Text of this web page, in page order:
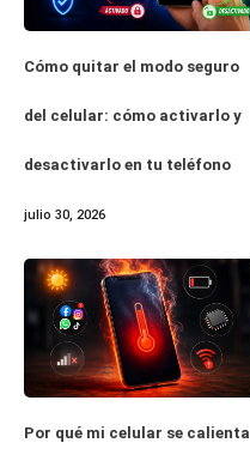
Cómo quitar el modo seguro
del celular: cómo activarlo y
desactivarlo en tu teléfono
julio 30, 2026
Por qué mi celular se calienta